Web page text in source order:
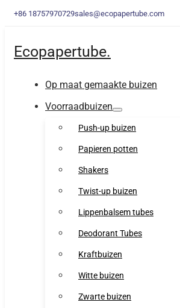
+86 18757970729sales@ecopapertube.com
Ecopapertube.
Op maat gemaakte buizen
Voorraadbuizen
Push-up buizen
Papieren potten
Shakers
Twist-up buizen
Lippenbalsem tubes
Deodorant Tubes
Kraftbuizen
Witte buizen
Zwarte buizen